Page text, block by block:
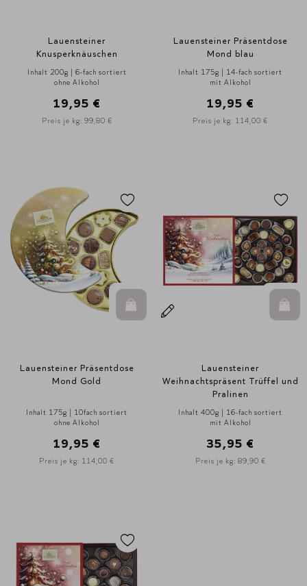
Lauensteiner
Knusperknäuschen
Inhalt 200g | 6-fach sortiert
ohne Alkohol
19,95 €
Preis je kg: 99,80 €
Lauensteiner Präsentdose
Mond blau
Inhalt 175g | 14-fach sortiert
mit Alkohol
19,95 €
Preis je kg: 114,00 €
In den Warenkorb
Lauensteiner Präsentdose
Mond Gold
Inhalt 175g | 10fach sortiert
ohne Alkohol
19,95 €
Preis je kg: 114,00 €
In
Lauensteiner
Weihnachtspräsent Trüffel und
Pralinen
Inhalt 400g | 16-fach sortiert
mit Alkohol
35,95 €
Preis je kg: 89,90 €